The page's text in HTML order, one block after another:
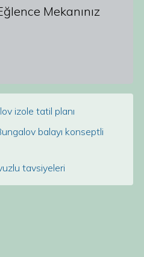
Mekanınız
izole tatil planı
balayı konseptli
tavsiyeleri